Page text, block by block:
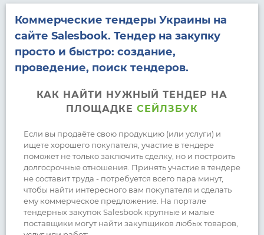
Коммерческие тендеры Украины на
сайте Salesbook. Тендер на закупку
просто и быстро: создание,
проведение, поиск тендеров.
КАК НАЙТИ НУЖНЫЙ ТЕНДЕР НА
ПЛОЩАДКЕ СЕЙЛЗБУК
Если вы продаёте свою продукцию (или услуги) и
ищете хорошего покупателя, участие в тендере
поможет не только заключить сделку, но и построить
долгосрочные отношения. Принять участие в тендере
не составит труда - потребуется всего пара минут,
чтобы найти интересного вам покупателя и сделать
ему коммерческое предложение. На портале
тендерных закупок Salesbook крупные и малые
поставщики могут найти закупщиков любых товаров,